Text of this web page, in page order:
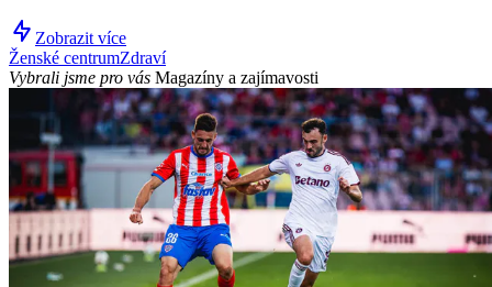
Zobrazit více
Ženské centrumZdraví
Vybrali jsme pro vás Magazíny a zajímavosti